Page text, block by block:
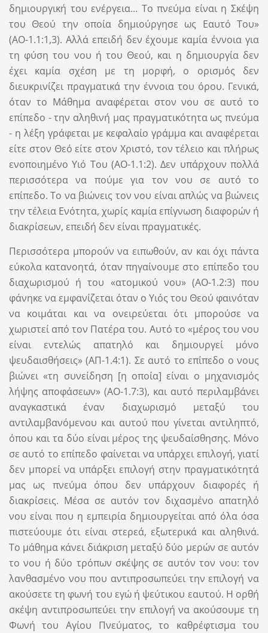
δημιουργική του ενέργεια... Το πνεύμα είναι η Σκέψη
του Θεού την οποία δημιούργησε ως Εαυτό Του»
(ΑΟ-1.1:1,3). Αλλά επειδή δεν έχουμε καμία έννοια για
τη φύση του νου ή του Θεού, και η δημιουργία δεν
έχει καμία σχέση με τη μορφή, ο ορισμός δεν
διευκρινίζει πραγματικά την έννοια του όρου. Γενικά,
όταν το Μάθημα αναφέρεται στον νου σε αυτό το
επίπεδο - την αληθινή μας πραγματικότητα ως πνεύμα
- η λέξη γράφεται με κεφαλαίο γράμμα και αναφέρεται
είτε στον Θεό είτε στον Χριστό, τον τέλειο και πλήρως
ενοποιημένο Υιό Του (ΑΟ-1.1:2). Δεν υπάρχουν πολλά
περισσότερα να πούμε για τον νου σε αυτό το
επίπεδο. Το να βιώνεις τον νου είναι απλώς να βιώνεις
την τέλεια Ενότητα, χωρίς καμία επίγνωση διαφορών ή
διακρίσεων, επειδή δεν είναι πραγματικές.
Περισσότερα μπορούν να ειπωθούν, αν και όχι πάντα
εύκολα κατανοητά, όταν πηγαίνουμε στο επίπεδο του
διαχωρισμού ή του «ατομικού νου» (ΑΟ-1.2:3) που
φάνηκε να εμφανίζεται όταν ο Υιός του Θεού φαινόταν
να κοιμάται και να ονειρεύεται ότι μπορούσε να
χωριστεί από τον Πατέρα του. Αυτό το «μέρος του νου
είναι εντελώς απατηλό και δημιουργεί μόνο
ψευδαισθήσεις» (ΑΠ-1.4:1). Σε αυτό το επίπεδο ο νους
βιώνει «τη συνείδηση ​​[η οποία] είναι ο μηχανισμός
λήψης αποφάσεων» (ΑΟ-1.7:3), και αυτό περιλαμβάνει
αναγκαστικά έναν διαχωρισμό μεταξύ του
αντιλαμβανόμενου και αυτού που γίνεται αντιληπτό,
όπου και τα δύο είναι μέρος της ψευδαίσθησης. Μόνο
σε αυτό το επίπεδο φαίνεται να υπάρχει επιλογή, γιατί
δεν μπορεί να υπάρξει επιλογή στην πραγματικότητά
μας ως πνεύμα όπου δεν υπάρχουν διαφορές ή
διακρίσεις. Μέσα σε αυτόν τον διχασμένο απατηλό
νου είναι που η εμπειρία δημιουργείται από όλα όσα
πιστεύουμε ότι είναι στερεά, εξωτερικά και αληθινά.
Το μάθημα κάνει διάκριση μεταξύ δύο μερών σε αυτόν
το νου ή δύο τρόπων σκέψης σε αυτόν τον νου: τον
λανθασμένο νου που αντιπροσωπεύει την επιλογή να
ακούσετε τη φωνή του εγώ ή ψεύτικου εαυτού. Η ορθή
σκέψη αντιπροσωπεύει την επιλογή να ακούσουμε τη
Φωνή του Αγίου Πνεύματος, το καθρέφτισμα του